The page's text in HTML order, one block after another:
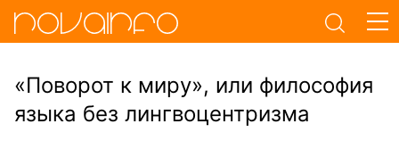
«Поворот к миру», или философия
языка без лингвоцентризма